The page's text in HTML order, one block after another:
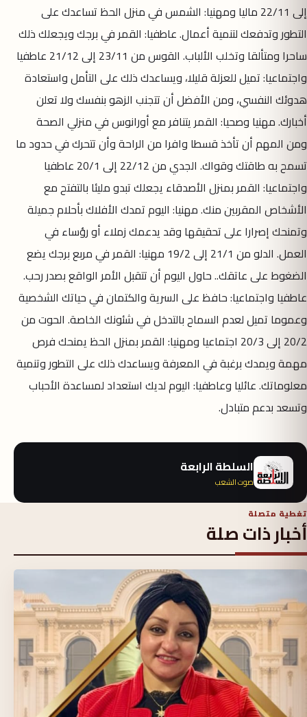
إلى 22/11 ماليا ومهنيا: الشمس في منزل الحظ تساعدك على
التطور وتدفعك لتنمية أعمال. عاطفيا: القمر في برجك ويجعلك ذلك
ساحرا ومتألقا وتخلب الألباب. القوس من 23/11 إلى 21/12 عاطفيا
واجتماعيا: تميل للعزلة قليلا، ويساعدك ذلك على التأمل واستعادة
هدوئك النفسي، ومن الأفضل أن تتجنب الزهو بنفسك ولا تعلن
أخبارك. مهنيا وصحيا: القمر يتنافر مع أورانوس في منزلي الصحة
ومن المهم أن تأخذ قسطا وافرا من الراحة وأن تتحرك في حدود ما
تسمح به طاقتك وقواك. الجدي من 22/12 إلى 20/1 عاطفيا
واجتماعيا: القمر بمنزل الأصدقاء يجعلك تبدو مليئا بالتفتح مع
الأشخاص المقربين منك. مهنيا: اليوم تمدك الأفلاك بأحلام جميلة
وتمنحك إصرارا على تحقيقها وقد يدعمك زملاء أو رؤساء في
العمل. الدلو من 21/1 إلى 19/2 مهنيا: القمر في مربع برجك يضع
الضغوط على عاتقك.. حاول اليوم أن تتقبل الأمر الواقع بصدر رحب.
عاطفيا واجتماعيا: حافظ على السرية والكتمان في حياتك الشخصية
وعموما تميل لعدم السماح بالتدخل في شئونك الخاصة. الحوت من
20/2 إلى 20/3 اجتماعيا ومهنيا: القمر بمنزل الحظ يمنحك فرص
مهمة ويمدك برغبة في المعرفة ويساعدك ذلك على التطور وتنمية
معلوماتك. عائليا وعاطفيا: اليوم لديك استعداد لمساعدة الأحباب
وتسعد بدعم متبادل.
السلطة الرابعة
صوت الشعب
تغطية متصلة
أخبار ذات صلة